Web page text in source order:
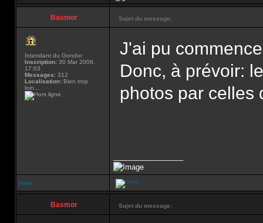
Basmor Sujet du message:
Intendant du Gondor
Inscription: 30 Mar 2006,
17:03
Messages: 312
Localisation: Bien trop
loin...
J'ai pu
Donc, à prévoir:
photos par celles
Haut
Basmor Sujet du message: